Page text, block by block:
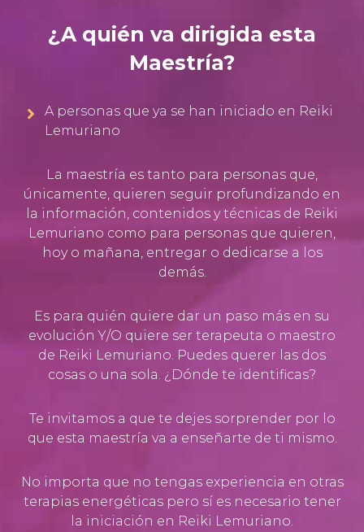
¿A quién va dirigida esta
Maestría?
A personas que ya se han iniciado en Reiki
Lemuriano
La maestría es tanto para personas que,
únicamente, quieren seguir profundizando en
la información, contenidos y técnicas de Reiki
Lemuriano como para personas que quieren,
hoy o mañana, entregar o dedicarse a los
demás.
Es para quién quiere dar un paso más en su
evolución Y/O quiere ser terapeuta o maestro
de Reiki Lemuriano. Puedes querer las dos
cosas o una sola. ¿Dónde te identificas?
Te invitamos a que te dejes sorprender por lo
que esta maestría va a enseñarte de ti mismo.
No importa que no tengas experiencia en otras
terapias energéticas pero sí es necesario tener
la iniciación en Reiki Lemuriano.